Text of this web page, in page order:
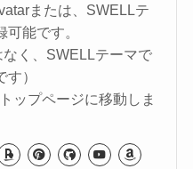
または、SWELLテ
能です。
なく、SWELLテーマで
）
ップページに移動しま